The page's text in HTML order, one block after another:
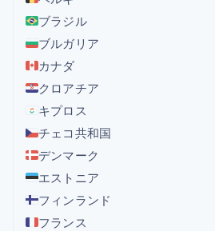
ブラジル
ブルガリア
カナダ
クロアチア
キプロス
チェコ共和国
デンマーク
エストニア
フィンランド
フランス